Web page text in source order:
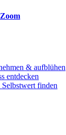
& aufblühen
entdecken
finden